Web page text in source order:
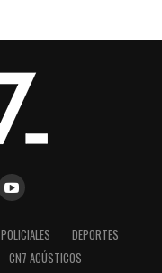
POLICIALES
DEPORTES
CN7 ACÚSTICOS